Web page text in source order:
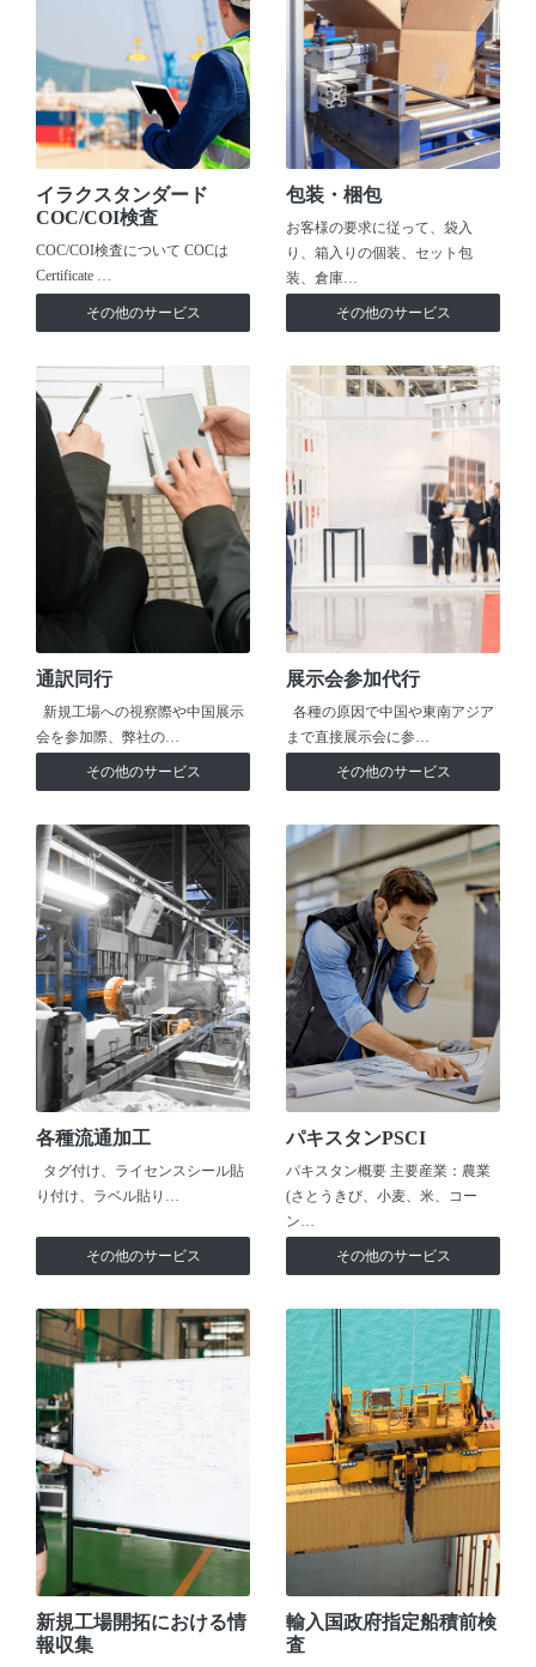
イラクスタンダード
COC/COI検査
COC/COI検査について COCは
Certificate …
その他のサービス
包装・梱包
お客様の要求に従って、袋入
り、箱入りの個装、セット包
装、倉庫…
その他のサービス
通訳同行
新規工場への視察際や中国展示
会を参加際、弊社の…
その他のサービス
展示会参加代行
各種の原因で中国や東南アジア
まで直接展示会に参…
その他のサービス
各種流通加工
タグ付け、ライセンスシール貼
り付け、ラベル貼り…
その他のサービス
パキスタンPSCI
パキスタン概要 主要産業：農業
(さとうきび、小麦、米、コー
ン…
その他のサービス
新規工場開拓における情
報収集
輸入国政府指定船積前検
査